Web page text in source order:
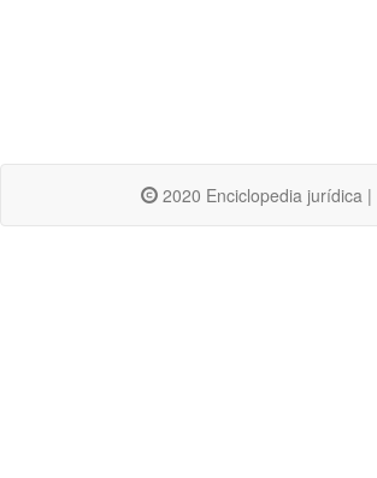
2020 Enciclopedia jurídica |